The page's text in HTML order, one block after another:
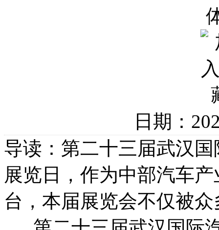
日期：
导读：第二十三届武汉
展览日，作为中部汽车
台，本届展览会不仅被